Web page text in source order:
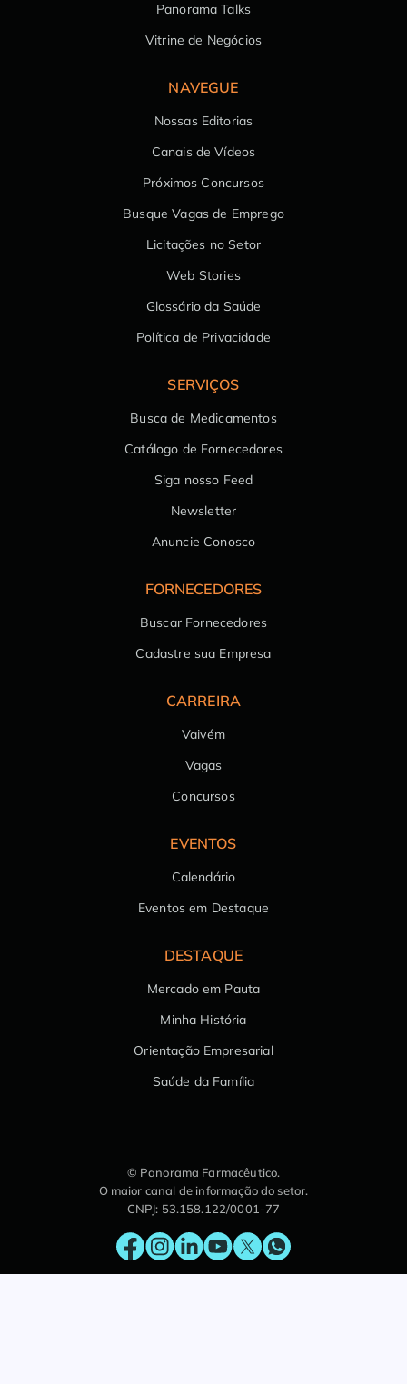
Panorama Talks
Vitrine de Negócios
NAVEGUE
Nossas Editorias
Canais de Vídeos
Próximos Concursos
Busque Vagas de Emprego
Licitações no Setor
Web Stories
Glossário da Saúde
Política de Privacidade
SERVIÇOS
Busca de Medicamentos
Catálogo de Fornecedores
Siga nosso Feed
Newsletter
Anuncie Conosco
FORNECEDORES
Buscar Fornecedores
Cadastre sua Empresa
CARREIRA
Vaivém
Vagas
Concursos
EVENTOS
Calendário
Eventos em Destaque
DESTAQUE
Mercado em Pauta
Minha História
Orientação Empresarial
Saúde da Família
© Panorama Farmacêutico.
O maior canal de informação do setor.
CNPJ: 53.158.122/0001-77